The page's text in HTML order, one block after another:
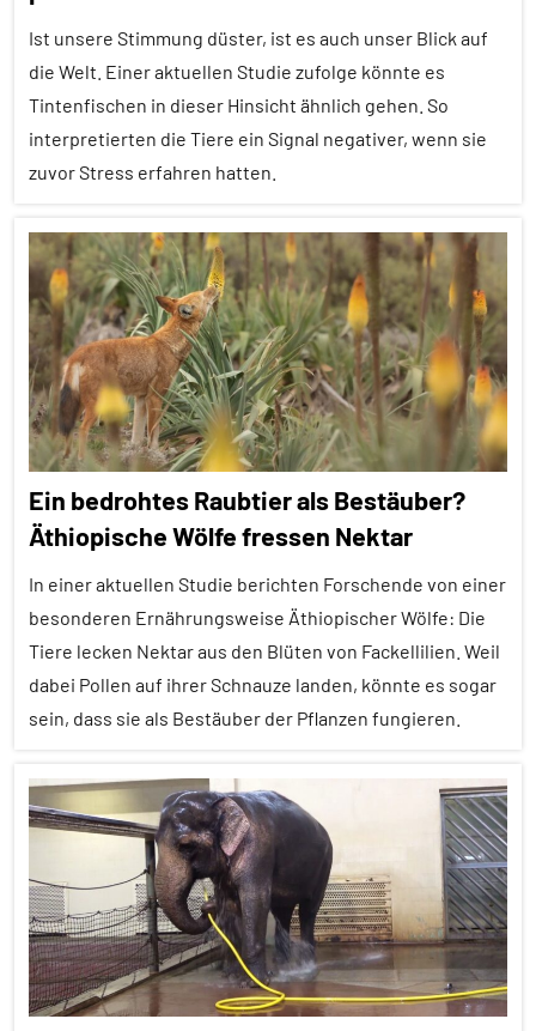
Forschung
aktuell
In
aller
Kürze
Spezies
Säugetiere
Wirbeltiere
Ist unsere Stimmung düster, ist es auch unser Blick auf
die Welt. Einer aktuellen Studie zufolge könnte es
Tintenfischen in dieser Hinsicht ähnlich gehen. So
interpretierten die Tiere ein Signal negativer, wenn sie
zuvor Stress erfahren hatten.
Alle
Artikel
Alle
Themen
Alle
Tiergruppen
Cognitive
Bias
Emotionen
Erfahrungen
Forschung
aktuell
und
Kognition
Ein bedrohtes Raubtier als Bestäuber?
Äthiopische Wölfe fressen Nektar
In einer aktuellen Studie berichten Forschende von einer
besonderen Ernährungsweise Äthiopischer Wölfe: Die
Tiere lecken Nektar aus den Blüten von Fackellilien. Weil
dabei Pollen auf ihrer Schnauze landen, könnte es sogar
sein, dass sie als Bestäuber der Pflanzen fungieren.
Alle
Artikel
Themen
Alle
Tiergruppen
Ernährung